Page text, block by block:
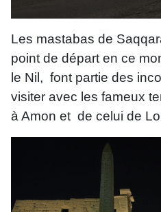
Les mastabas de
point de départ en ce
le Nil, font partie des
visiter avec les fameux
à Amon et de celui de